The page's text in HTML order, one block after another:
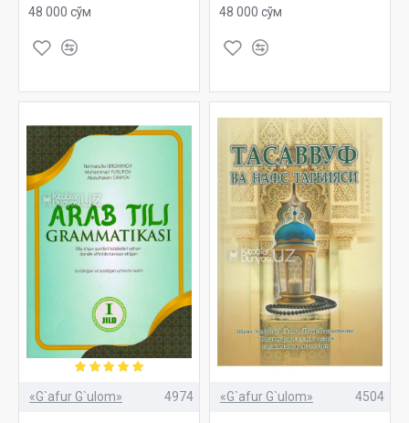
48 000 сўм 48 000 сўм
«G`afur G`ulom» 4974 «G`afur G`ulom» 4504